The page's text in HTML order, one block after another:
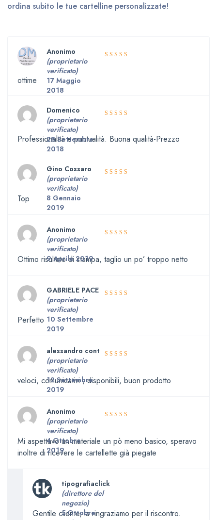
ordina subito le tue cartelline personalizzate!
Anonimo
(proprietario
verificato)
17 Maggio
2018
ottime
Domenico
(proprietario
verificato)
28 Settembre
2018
Professionalità e puntualità. Buona qualità-Prezzo
Gino Cossaro
(proprietario
verificato)
8 Gennaio
2019
Top
Anonimo
(proprietario
verificato)
9 Aprile 2019
Ottimo risultato di stampa, taglio un po’ troppo netto
GABRIELE PACE
(proprietario
verificato)
10 Settembre
2019
Perfetto
alessandro cont
(proprietario
verificato)
12 Settembre
2019
veloci, comunicativi , disponibili, buon prodotto
Anonimo
(proprietario
verificato)
4 Ottobre
2019
Mi aspettavo un materiale un pò meno basico, speravo
inoltre di ricevere le cartellette già piegate
tipografiaclick
(direttore del
negozio)
5 Ottobre
Gentile cliente, la ringraziamo per il riscontro.